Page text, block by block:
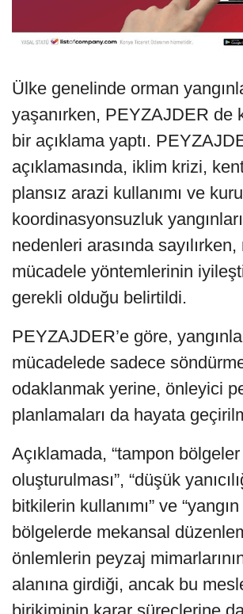
Ülke genelinde orman
yaşanırken, PEYZAJDER de
bir açıklama yaptı.
açıklamasında, iklim krizi,
plansız arazi kullanımı ve
koordinasyonsuzluk
nedenleri arasında
mücadele yöntemlerinin
gerekli olduğu belirtildi.
PEYZAJDER’e göre,
mücadelede sadece
odaklanmak yerine, önleyici
planlamaları da hayata
Açıklamada, “tampon bölgeler
oluşturulması”, “düşük
bitkilerin kullanımı” ve
bölgelerde mekansal
önlemlerin peyzaj
alanına girdiği, ancak bu